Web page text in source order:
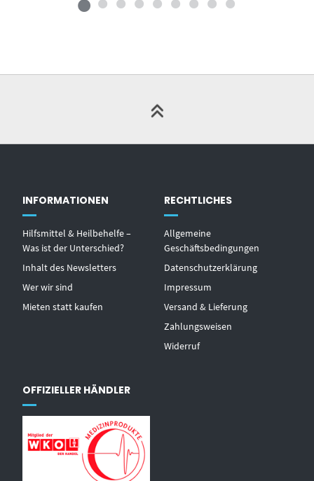
INFORMATIONEN
Hilfsmittel & Heilbehelfe –
Was ist der Unterschied?
Inhalt des Newsletters
Wer wir sind
Mieten statt kaufen
RECHTLICHES
Allgemeine
Geschäftsbedingungen
Datenschutzerklärung
Impressum
Versand & Lieferung
Zahlungsweisen
Widerruf
OFFIZIELLER HÄNDLER